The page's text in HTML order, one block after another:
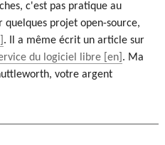
c'est pas pratique au
projet open-source,
. Il a même écrit un article sur
du logiciel libre
. Ma
votre argent